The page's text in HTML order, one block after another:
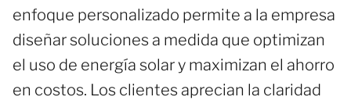
enfoque personalizado permite a la empresa
diseñar soluciones a medida que optimizan
el uso de energía solar y maximizan el ahorro
en costos. Los clientes aprecian la claridad